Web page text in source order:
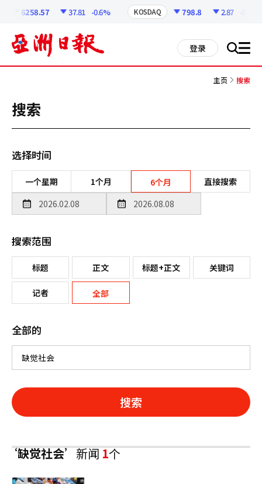
6258.57 37.81 -0.6% KOSDAQ 798.8 2.87 -0.36%
登录 搜 all
主页 搜索
搜索
选择时间
一个星期 1个月 6个月 直接搜索
搜索范围
标题 正文 标题+正文 关键词
记者 全部
全部的
搜索
‘缺觉社会’新闻1个